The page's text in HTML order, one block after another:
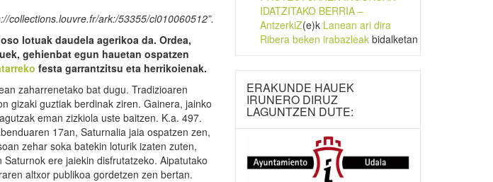
collections.louvre.fr/ark:/53355/cl010060512”.
lotuak daudela agerikoa da. Ordea,
gehienbat egun hauetan ospatzen
festa garrantzitsu eta herrikoienak.
zaharrenetako bat dugu. Tradizioaren
gizaki guztiak berdinak ziren. Gainera, jainko
eman zizkiola uste baitzen. K.a. 497.
17an, Saturnalia jaia ospatzen zen,
zehar soka batekin loturik izaten zuten,
ere jaiekin disfrutatzeko. Aipatutako
altxor publikoa gordetzen zen bertan.
IDATZITAKO BERRIA –
AntzerkiZ(e)k Lanean ari dira
Ribera beken irabazleakbidalketan
ERAKUNDE HAUEK
IRUNERO DIRUZ
LAGUNTZEN DUTE: